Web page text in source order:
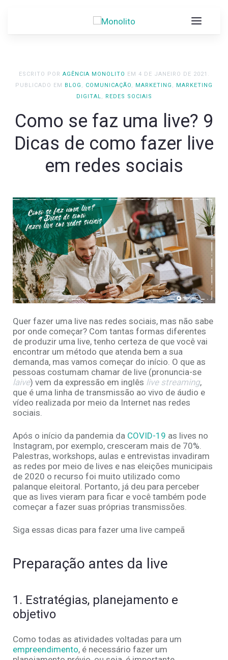
ESCRITO POR AGÊNCIA MONOLITO EM 4 DE JANEIRO DE 2021 .
PUBLICADO EM BLOG , COMUNICAÇÃO, MARKETING , MARKETING
DIGITAL, REDES SOCIAIS
Como se faz uma live? 9
Dicas de como fazer live
em redes sociais
Quer fazer uma live nas redes sociais, mas não sabe
por onde começar? Com tantas formas diferentes
de produzir uma live, tenho certeza de que você vai
encontrar um método que atenda bem a sua
demanda, mas vamos começar do início. O que as
pessoas costumam chamar de live (pronuncia-se
laive) vem da expressão em inglês live streaming,
que é uma linha de transmissão ao vivo de áudio e
vídeo realizada por meio da Internet nas redes
sociais.
Após o início da pandemia da COVID-19 as lives no
Instagram, por exemplo, cresceram mais de 70%.
Palestras, workshops, aulas e entrevistas invadiram
as redes por meio de lives e nas eleições municipais
de 2020 o recurso foi muito utilizado como
palanque eleitoral. Portanto, já deu para perceber
que as lives vieram para ficar e você também pode
começar a fazer suas próprias transmissões.
Siga essas dicas para fazer uma live campeã
Preparação antes da live
1. Estratégias, planejamento e
objetivo
Como todas as atividades voltadas para um
empreendimento, é necessário fazer um